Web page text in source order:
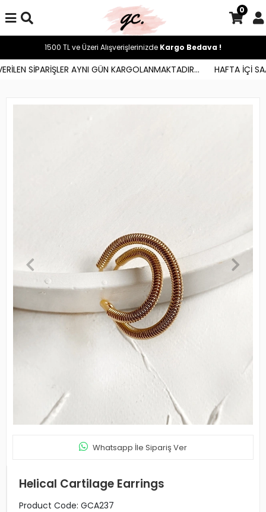
SİPARİŞLER AYNI GÜN KARGOLANMAKTADIR... HAFTA İÇİ
0
1500 TL ve Üzeri Alışverişlerinizde Kargo Bedava !
Whatsapp İle Sipariş Ver
Helical Cartilage Earrings
Product Code: GCA237